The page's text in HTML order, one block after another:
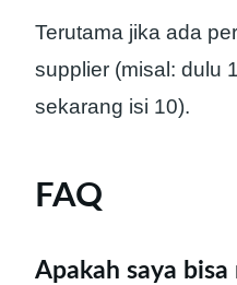
Terutama jika ada
supplier (misal: dulu
sekarang isi 10).
FAQ
Apakah saya bisa